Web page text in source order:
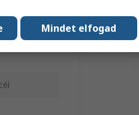
Mindet elfogad